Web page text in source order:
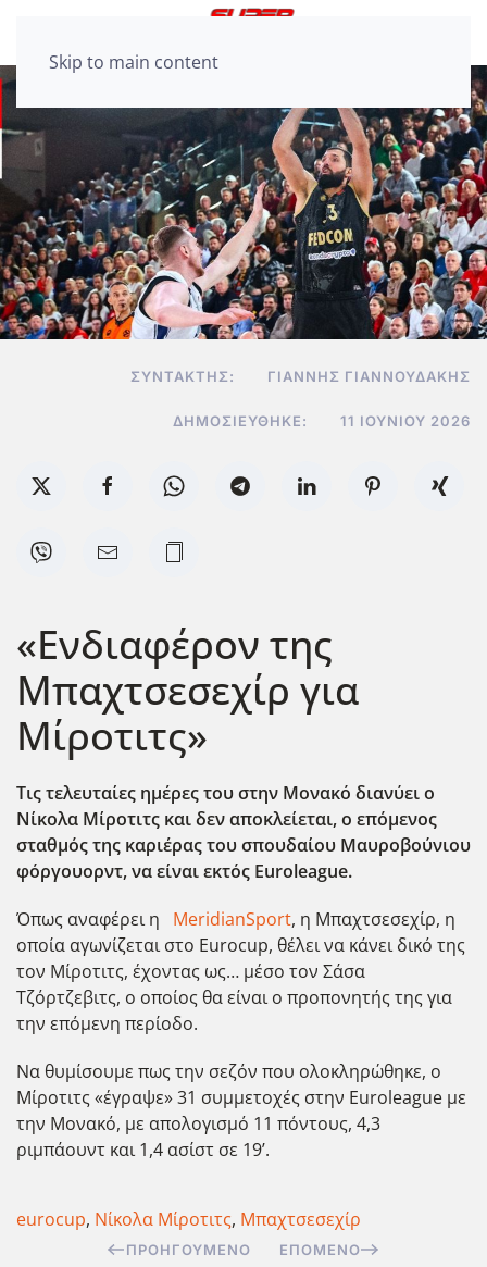
Skip to main content
ΣΥΝΤΆΚΤΗΣ: ΓΙΆΝΝΗΣ ΓΙΑΝΝΟΥΔΆΚΗΣ
ΔΗΜΟΣΙΕΎΘΗΚΕ: 11 ΙΟΥΝΊΟΥ 2026
«Ενδιαφέρον της
Μπαχτσεσεχίρ για
Μίροτιτς»
Τις τελευταίες ημέρες του στην Μονακό διανύει ο
Νίκολα Μίροτιτς και δεν αποκλείεται, ο επόμενος
σταθμός της καριέρας του σπουδαίου Μαυροβούνιου
φόργουορντ, να είναι εκτός Euroleague.
Όπως αναφέρει η
MeridianSport, η Μπαχτσεσεχίρ, η
οποία αγωνίζεται στο Eurocup, θέλει να κάνει δικό της
τον Μίροτιτς, έχοντας ως… μέσο τον Σάσα
Τζόρτζεβιτς, ο οποίος θα είναι ο προπονητής της για
την επόμενη περίοδο.
Να θυμίσουμε πως την σεζόν που ολοκληρώθηκε, ο
Μίροτιτς «έγραψε» 31 συμμετοχές στην Euroleague με
την Μονακό, με απολογισμό 11 πόντους, 4,3
ριμπάουντ και 1,4 ασίστ σε 19’.
eurocup, Νίκολα Μίροτιτς, Μπαχτσεσεχίρ
ΠΡΟΗΓΟΎΜΕΝΟ ΕΠΌΜΕΝΟ